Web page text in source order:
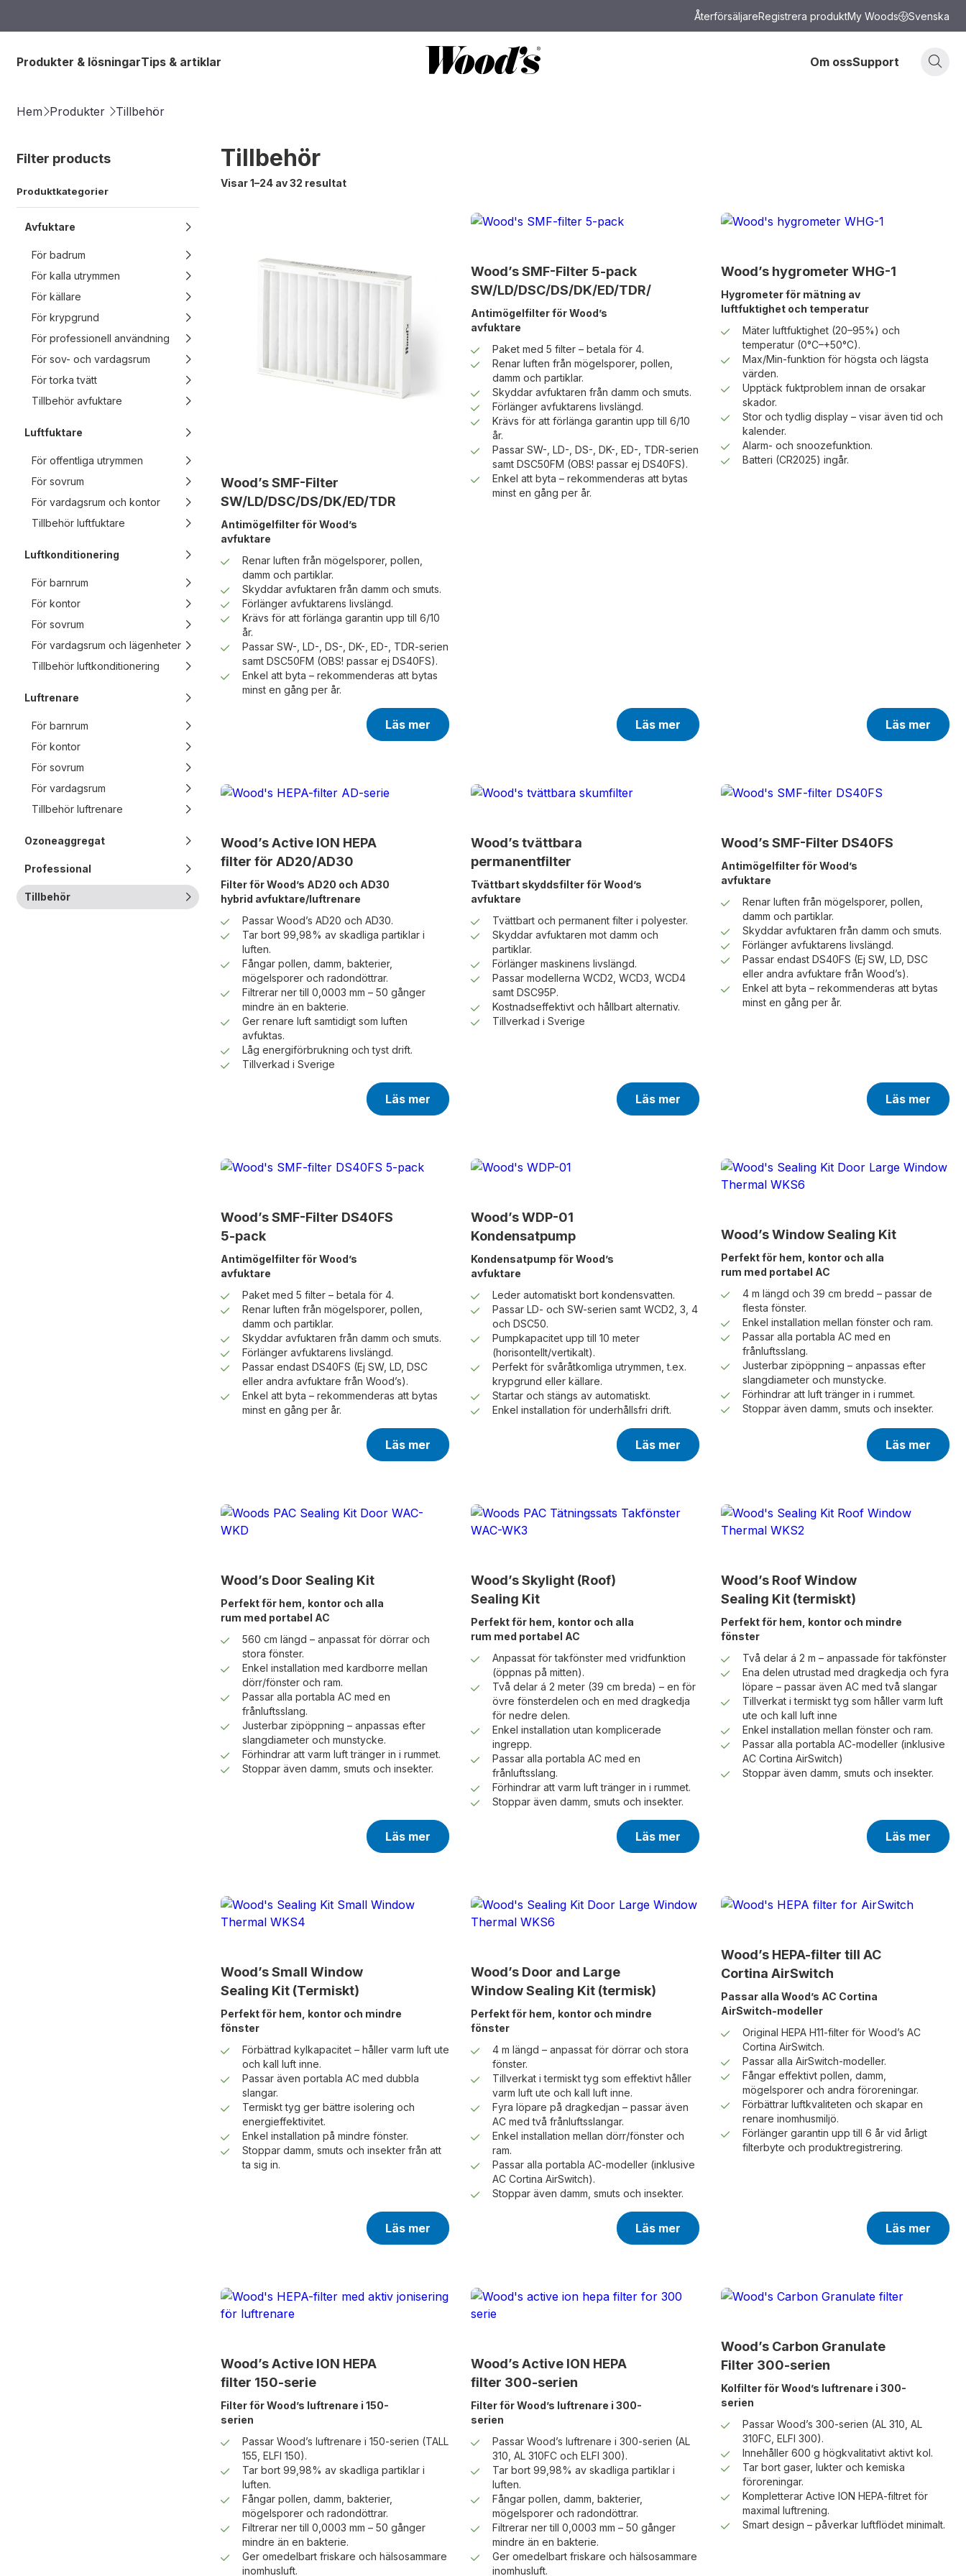
ÅterförsäljareRegistrera produktMy Woods Svenska
Produkter & lösningarTips & artiklar Om ossSupport
Hem Produkter Tillbehör
Filter products
Produktkategorier
Avfuktare
För badrum
För kalla utrymmen
För källare
För krypgrund
För professionell användning
För sov- och vardagsrum
För torka tvätt
Tillbehör avfuktare
Luftfuktare
För offentliga utrymmen
För sovrum
För vardagsrum och kontor
Tillbehör luftfuktare
Luftkonditionering
För barnrum
För kontor
För sovrum
För vardagsrum och lägenheter
Tillbehör luftkonditionering
Luftrenare
För barnrum
För kontor
För sovrum
För vardagsrum
Tillbehör luftrenare
Ozoneaggregat
Professional
Tillbehör
Tillbehör
Visar 1–24 av 32 resultat
Wood’s SMF-Filter
SW/LD/DSC/DS/DK/ED/TDR
Antimögelfilter för Wood’s
avfuktare
Renar luften från mögelsporer, pollen,
damm och partiklar.
Skyddar avfuktaren från damm och smuts.
Förlänger avfuktarens livslängd.
Krävs för att förlänga garantin upp till 6/10
år.
Passar SW-, LD-, DS-, DK-, ED-, TDR-serien
samt DSC50FM (OBS! passar ej DS40FS).
Enkel att byta – rekommenderas att bytas
minst en gång per år.
Läs mer
Wood’s SMF-Filter 5-pack
SW/LD/DSC/DS/DK/ED/TDR/
Antimögelfilter för Wood’s
avfuktare
Paket med 5 filter – betala för 4.
Renar luften från mögelsporer, pollen,
damm och partiklar.
Skyddar avfuktaren från damm och smuts.
Förlänger avfuktarens livslängd.
Krävs för att förlänga garantin upp till 6/10
år.
Passar SW-, LD-, DS-, DK-, ED-, TDR-serien
samt DSC50FM (OBS! passar ej DS40FS).
Enkel att byta – rekommenderas att bytas
minst en gång per år.
Läs mer
Wood’s hygrometer WHG-1
Hygrometer för mätning av
luftfuktighet och temperatur
Mäter luftfuktighet (20–95%) och
temperatur (0°C–+50°C).
Max/Min-funktion för högsta och lägsta
värden.
Upptäck fuktproblem innan de orsakar
skador.
Stor och tydlig display – visar även tid och
kalender.
Alarm- och snoozefunktion.
Batteri (CR2025) ingår.
Läs mer
Wood’s Active ION HEPA
filter för AD20/AD30
Filter för Wood’s AD20 och AD30
hybrid avfuktare/luftrenare
Passar Wood’s AD20 och AD30.
Tar bort 99,98% av skadliga partiklar i
luften.
Fångar pollen, damm, bakterier,
mögelsporer och radondöttrar.
Filtrerar ner till 0,0003 mm – 50 gånger
mindre än en bakterie.
Ger renare luft samtidigt som luften
avfuktas.
Låg energiförbrukning och tyst drift.
Tillverkad i Sverige
Läs mer
Wood’s tvättbara
permanentfilter
Tvättbart skyddsfilter för Wood’s
avfuktare
Tvättbart och permanent filter i polyester.
Skyddar avfuktaren mot damm och
partiklar.
Förlänger maskinens livslängd.
Passar modellerna WCD2, WCD3, WCD4
samt DSC95P.
Kostnadseffektivt och hållbart alternativ.
Tillverkad i Sverige
Läs mer
Wood’s SMF-Filter DS40FS
Antimögelfilter för Wood’s
avfuktare
Renar luften från mögelsporer, pollen,
damm och partiklar.
Skyddar avfuktaren från damm och smuts.
Förlänger avfuktarens livslängd.
Passar endast DS40FS (Ej SW, LD, DSC
eller andra avfuktare från Wood’s).
Enkel att byta – rekommenderas att bytas
minst en gång per år.
Läs mer
Wood’s SMF-Filter DS40FS
5-pack
Antimögelfilter för Wood’s
avfuktare
Paket med 5 filter – betala för 4.
Renar luften från mögelsporer, pollen,
damm och partiklar.
Skyddar avfuktaren från damm och smuts.
Förlänger avfuktarens livslängd.
Passar endast DS40FS (Ej SW, LD, DSC
eller andra avfuktare från Wood’s).
Enkel att byta – rekommenderas att bytas
minst en gång per år.
Läs mer
Wood’s WDP-01
Kondensatpump
Kondensatpump för Wood’s
avfuktare
Leder automatiskt bort kondensvatten.
Passar LD- och SW-serien samt WCD2, 3, 4
och DSC50.
Pumpkapacitet upp till 10 meter
(horisontellt/vertikalt).
Perfekt för svåråtkomliga utrymmen, t.ex.
krypgrund eller källare.
Startar och stängs av automatiskt.
Enkel installation för underhållsfri drift.
Läs mer
Wood’s Window Sealing Kit
Perfekt för hem, kontor och alla
rum med portabel AC
4 m längd och 39 cm bredd – passar de
flesta fönster.
Enkel installation mellan fönster och ram.
Passar alla portabla AC med en
frånluftsslang.
Justerbar zipöppning – anpassas efter
slangdiameter och munstycke.
Förhindrar att luft tränger in i rummet.
Stoppar även damm, smuts och insekter.
Läs mer
Wood’s Door Sealing Kit
Perfekt för hem, kontor och alla
rum med portabel AC
560 cm längd – anpassat för dörrar och
stora fönster.
Enkel installation med kardborre mellan
dörr/fönster och ram.
Passar alla portabla AC med en
frånluftsslang.
Justerbar zipöppning – anpassas efter
slangdiameter och munstycke.
Förhindrar att varm luft tränger in i rummet.
Stoppar även damm, smuts och insekter.
Läs mer
Wood’s Skylight (Roof)
Sealing Kit
Perfekt för hem, kontor och alla
rum med portabel AC
Anpassat för takfönster med vridfunktion
(öppnas på mitten).
Två delar á 2 meter (39 cm breda) – en för
övre fönsterdelen och en med dragkedja
för nedre delen.
Enkel installation utan komplicerade
ingrepp.
Passar alla portabla AC med en
frånluftsslang.
Förhindrar att varm luft tränger in i rummet.
Stoppar även damm, smuts och insekter.
Läs mer
Wood’s Roof Window
Sealing Kit (termiskt)
Perfekt för hem, kontor och mindre
fönster
Två delar á 2 m – anpassade för takfönster
Ena delen utrustad med dragkedja och fyra
löpare – passar även AC med två slangar
Tillverkat i termiskt tyg som håller varm luft
ute och kall luft inne
Enkel installation mellan fönster och ram.
Passar alla portabla AC-modeller (inklusive
AC Cortina AirSwitch)
Stoppar även damm, smuts och insekter.
Läs mer
Wood’s Small Window
Sealing Kit (Termiskt)
Perfekt för hem, kontor och mindre
fönster
Förbättrad kylkapacitet – håller varm luft ute
och kall luft inne.
Passar även portabla AC med dubbla
slangar.
Termiskt tyg ger bättre isolering och
energieffektivitet.
Enkel installation på mindre fönster.
Stoppar damm, smuts och insekter från att
ta sig in.
Läs mer
Wood’s Door and Large
Window Sealing Kit (termisk)
Perfekt för hem, kontor och mindre
fönster
4 m längd – anpassat för dörrar och stora
fönster.
Tillverkat i termiskt tyg som effektivt håller
varm luft ute och kall luft inne.
Fyra löpare på dragkedjan – passar även
AC med två frånluftsslangar.
Enkel installation mellan dörr/fönster och
ram.
Passar alla portabla AC-modeller (inklusive
AC Cortina AirSwitch).
Stoppar även damm, smuts och insekter.
Läs mer
Wood’s HEPA-filter till AC
Cortina AirSwitch
Passar alla Wood’s AC Cortina
AirSwitch-modeller
Original HEPA H11-filter för Wood’s AC
Cortina AirSwitch.
Passar alla AirSwitch-modeller.
Fångar effektivt pollen, damm,
mögelsporer och andra föroreningar.
Förbättrar luftkvaliteten och skapar en
renare inomhusmiljö.
Förlänger garantin upp till 6 år vid årligt
filterbyte och produktregistrering.
Läs mer
Wood’s Active ION HEPA
filter 150-serie
Filter för Wood’s luftrenare i 150-
serien
Passar Wood’s luftrenare i 150-serien (TALL
155, ELFI 150).
Tar bort 99,98% av skadliga partiklar i
luften.
Fångar pollen, damm, bakterier,
mögelsporer och radondöttrar.
Filtrerar ner till 0,0003 mm – 50 gånger
mindre än en bakterie.
Ger omedelbart friskare och hälsosammare
inomhusluft.
Wood’s Active ION HEPA
filter 300-serien
Filter för Wood’s luftrenare i 300-
serien
Passar Wood’s luftrenare i 300-serien (AL
310, AL 310FC och ELFI 300).
Tar bort 99,98% av skadliga partiklar i
luften.
Fångar pollen, damm, bakterier,
mögelsporer och radondöttrar.
Filtrerar ner till 0,0003 mm – 50 gånger
mindre än en bakterie.
Ger omedelbart friskare och hälsosammare
inomhusluft.
Wood’s Carbon Granulate
Filter 300-serien
Kolfilter för Wood’s luftrenare i 300-
serien
Passar Wood’s 300-serien (AL 310, AL
310FC, ELFI 300).
Innehåller 600 g högkvalitativt aktivt kol.
Tar bort gaser, lukter och kemiska
föroreningar.
Kompletterar Active ION HEPA-filtret för
maximal luftrening.
Smart design – påverkar luftflödet minimalt.